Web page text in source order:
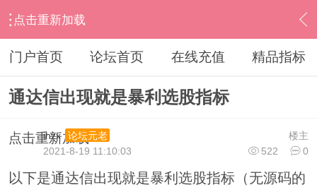
点击重新加载
› 通达信指标公式 › 条件选股公式 › 内容
门户首页 论坛首页 在线充值 精品指标
通达信出现就是暴利选股指标
点击重新加载 楼主
ihzx
论坛元老
522
0
2021-8-19 11:10:03
以下是通达信出现就是暴利选股指标（无源码的